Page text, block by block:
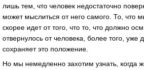
лишь тем, что человек недостаточно
может мыслиться от него самого. То, что
скорее идет от того, что то, что должно
отвернулось от человека, более того, уже
сохраняет это положение.
Но мы немедленно захотим узнать, когда